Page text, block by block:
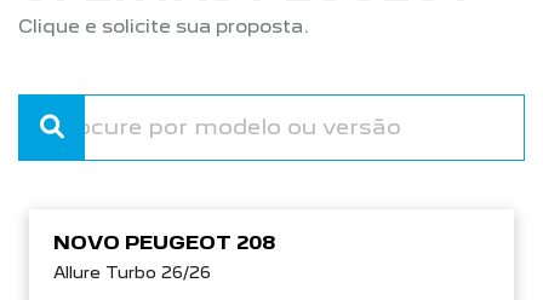
Clique e solicite sua proposta.
NOVO PEUGEOT 208
Allure Turbo 26/26